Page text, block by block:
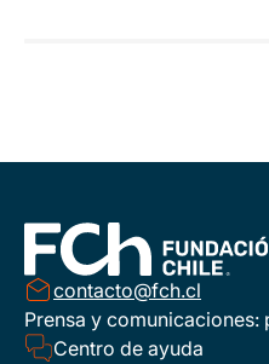
contacto@fch.cl
Prensa y comunicaciones:
Centro de ayuda